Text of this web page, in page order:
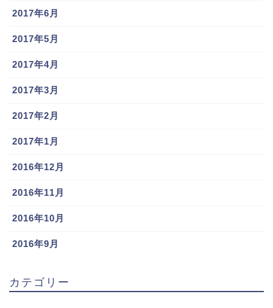
2017年6月
2017年5月
2017年4月
2017年3月
2017年2月
2017年1月
2016年12月
2016年11月
2016年10月
2016年9月
カテゴリー